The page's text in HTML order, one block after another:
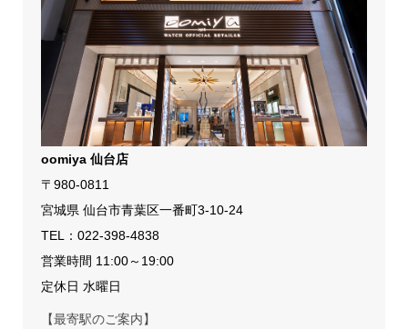
oomiya 仙台店
〒980-0811
宮城県 仙台市青葉区一番町3-10-24
TEL： 022-398-4838
営業時間 11:00～19:00
定休日 水曜日
【最寄駅のご案内】